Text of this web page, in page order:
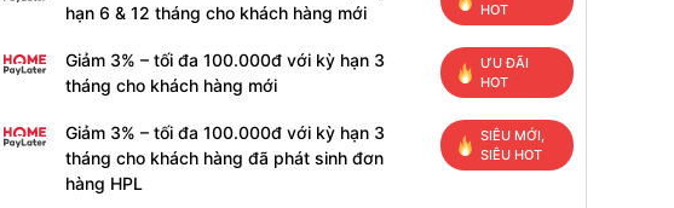
hạn 6 & 12 tháng cho khách hàng mới
HOT
Giảm 3% – tối đa 100.000đ với kỳ hạn 3
tháng cho khách hàng mới
ƯU ĐÃI
HOT
Giảm 3% – tối đa 100.000đ với kỳ hạn 3
tháng cho khách hàng đã phát sinh đơn
hàng HPL
SIÊU MỚI,
SIÊU HOT